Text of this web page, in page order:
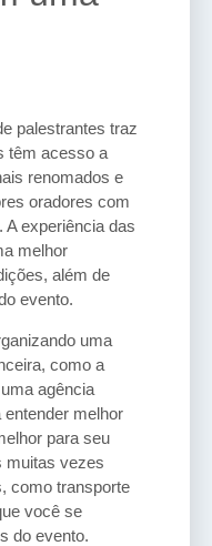
palestrantes traz
têm acesso a
renomados e
oradores com
A experiência das
melhor
além de
evento.
uma
como a
agência
entender melhor
para seu
muitas vezes
como transporte
você se
do evento.